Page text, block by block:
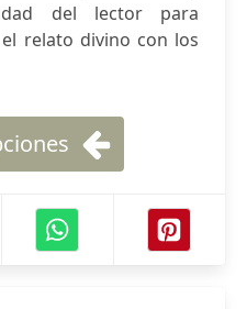
del lector para
relato divino con los